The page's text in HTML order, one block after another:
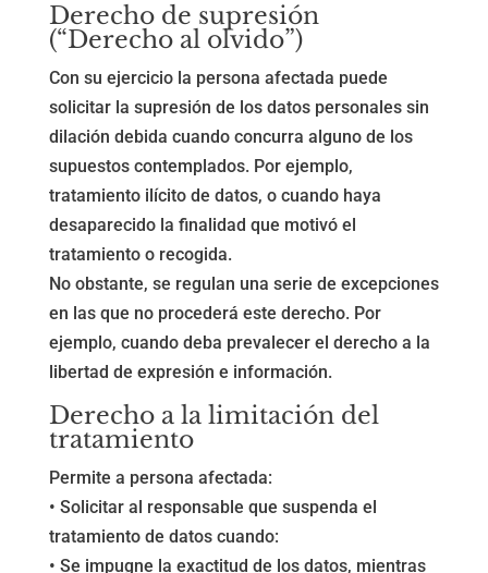
Derecho de supresión
(“Derecho al olvido”)
Con su ejercicio la persona afectada puede
solicitar la supresión de los datos personales sin
dilación debida cuando concurra alguno de los
supuestos contemplados. Por ejemplo,
tratamiento ilícito de datos, o cuando haya
desaparecido la finalidad que motivó el
tratamiento o recogida.
No obstante, se regulan una serie de excepciones
en las que no procederá este derecho. Por
ejemplo, cuando deba prevalecer el derecho a la
libertad de expresión e información.
Derecho a la limitación del
tratamiento
Permite a persona afectada:
• Solicitar al responsable que suspenda el
tratamiento de datos cuando:
• Se impugne la exactitud de los datos, mientras